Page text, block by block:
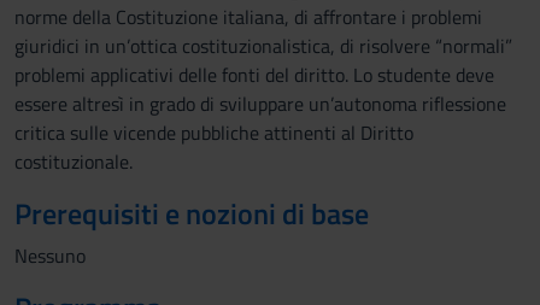
norme della Costituzione italiana, di affrontare i problemi
giuridici in un’ottica costituzionalistica, di risolvere “normali”
problemi applicativi delle fonti del diritto. Lo studente deve
essere altresì in grado di sviluppare un’autonoma riflessione
critica sulle vicende pubbliche attinenti al Diritto
costituzionale.
Prerequisiti e nozioni di base
Nessuno